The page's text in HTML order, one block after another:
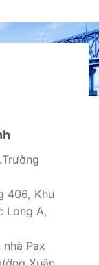
406, Khu
Long A,
Pax